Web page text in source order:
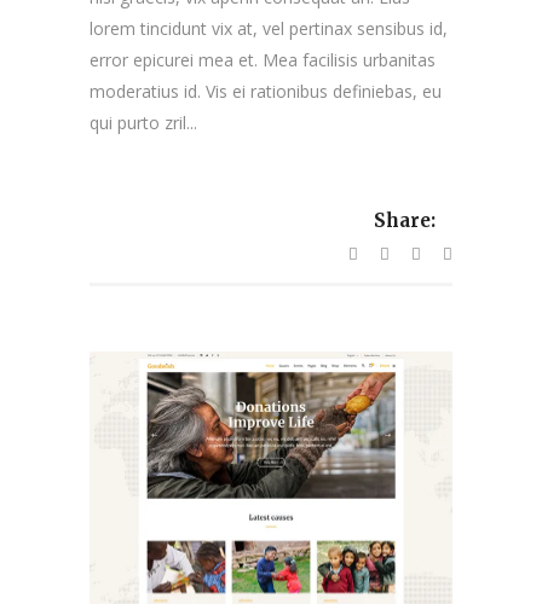
lorem tincidunt vix at, vel pertinax sensibus id,
error epicurei mea et. Mea facilisis urbanitas
moderatius id. Vis ei rationibus definiebas, eu
qui purto zril...
Share: